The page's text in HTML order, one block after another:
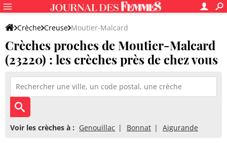
Crèche Creuse Moutier-Malcard
Crèches proches de Moutier-Malcard
(23220) : les crèches près de chez vous
Voir les crèches à : Genouillac Bonnat Aigurande